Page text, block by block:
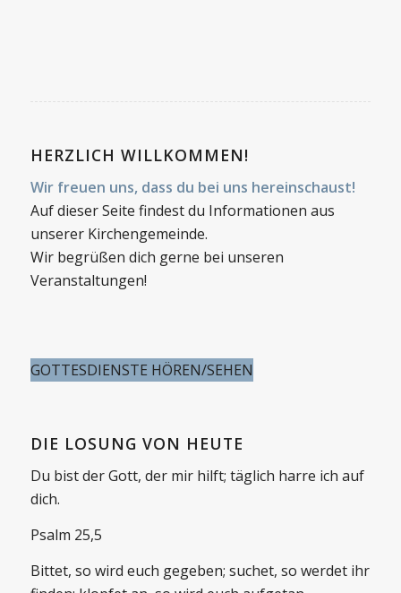
HERZLICH WILLKOMMEN!
Wir freuen uns, dass du bei uns hereinschaust!
Auf dieser Seite findest du Informationen aus
unserer Kirchengemeinde.
Wir begrüßen dich gerne bei unseren
Veranstaltungen!
GOTTESDIENSTE HÖREN/SEHEN
DIE LOSUNG VON HEUTE
Du bist der Gott, der mir hilft; täglich harre ich auf
dich.
Psalm 25,5
Bittet, so wird euch gegeben; suchet, so werdet ihr